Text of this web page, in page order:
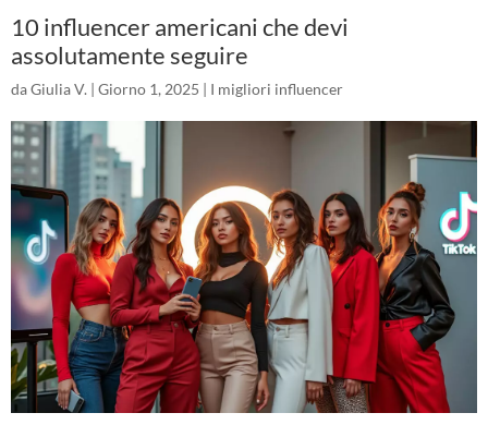
10 influencer americani che devi
assolutamente seguire
daGiulia V. | Giorno 1, 2025 | I migliori influencer